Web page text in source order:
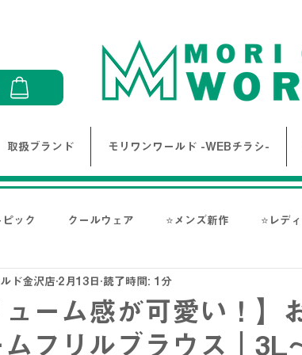
取扱ブランド モリワンワールド -WEBチラシ-
ピック クールウェア ⭐メンズ新作 ⭐レデ
ス新着情報 Bigワールド新着情報
スフェイス- NANGA go slow caravan
ューム感が可愛い！】
ムフリルブラウス｜3L
ド金沢店 2月13日 読了時間: 1分